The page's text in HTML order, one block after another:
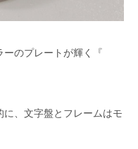
のプレートが輝く『
、文字盤とフレームはモ